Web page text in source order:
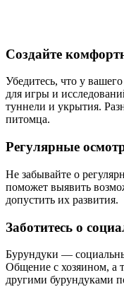
Создайте
Убедитесь, что у
для игры и
туннели и укрытия.
питомца.
Регулярные
Не забывайте о
поможет выявить
допустить их развития.
Заботитесь о
Бурундуки —
Общение с хозяином, а
другими бурундуками